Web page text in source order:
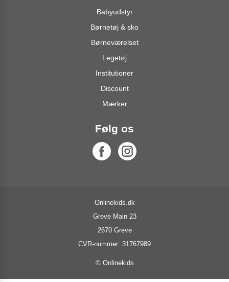
Babyudstyr
Børnetøj & sko
Børneværelset
Legetøj
Institutioner
Discount
Mærker
Følg os
Onlinekids.dk
Greve Main 23
2670 Greve
CVR-nummer: 31767989
© Onlinekids